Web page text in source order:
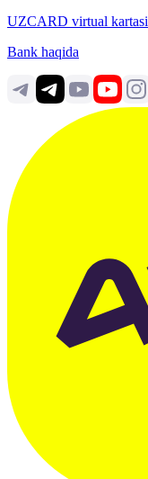
UZCARD virtual kartasi
Bank haqida